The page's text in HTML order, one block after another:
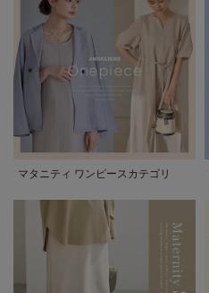
マタニティ ワンピースカテゴリ